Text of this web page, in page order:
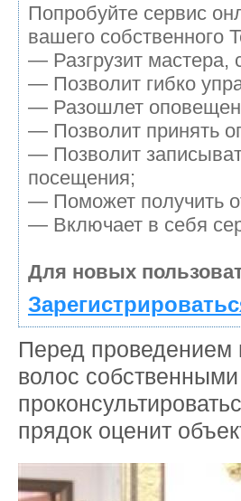
Попробуйте сервис
вашего собственного
— Разгрузит мастера,
— Позволит гибко
— Разошлет
— Позволит принять
— Позволит
посещения;
— Поможет получить
— Включает в себя
Для новых
Перед проведением
волос
прядок оценит